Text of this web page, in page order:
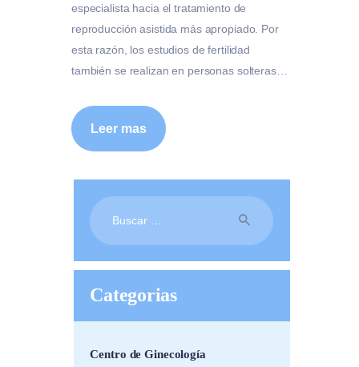
especialista hacia el tratamiento de
reproducción asistida más apropiado. Por
esta razón, los estudios de fertilidad
también se realizan en personas solteras…
Leer mas
Buscar:
Categorias
Centro de Ginecología